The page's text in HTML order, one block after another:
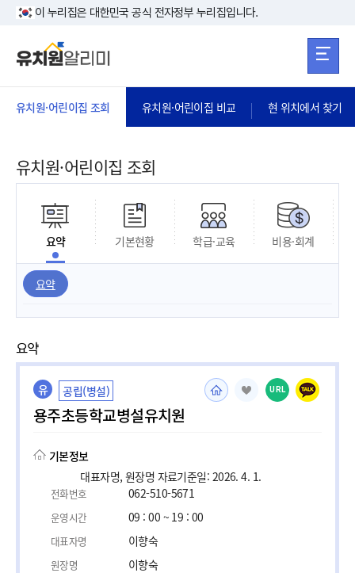
본문 바로가기
이 누리집은 대한민국 공식 전자정부 누리집입니다.
유치원·어린이집 조회 유치원·어린이집 비교 현 위치에서 찾기
유치원·어린이집 조회
요약 기본현황 학급·교육 비용·회계
요약
요약
유 공립(병설)
용주초등학교병설유치원
URL
기본정보
대표자명, 원장명 자료기준일: 2026. 4. 1.
전화번호 062-510-5671
운영시간 09 : 00 ~ 19 : 00
대표자명 이향숙
원장명 이향숙